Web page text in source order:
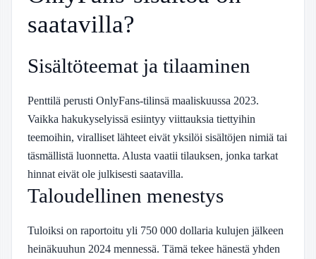
saatavilla?
Sisältöteemat ja tilaaminen
Penttilä perusti OnlyFans-tilinsä maaliskuussa 2023.
Vaikka hakukyselyissä esiintyy viittauksia tiettyihin
teemoihin, viralliset lähteet eivät yksilöi sisältöjen nimiä tai
täsmällistä luonnetta. Alusta vaatii tilauksen, jonka tarkat
hinnat eivät ole julkisesti saatavilla.
Taloudellinen menestys
Tuloiksi on raportoitu yli 750 000 dollaria kulujen jälkeen
heinäkuuhun 2024 mennessä. Tämä tekee hänestä yhden